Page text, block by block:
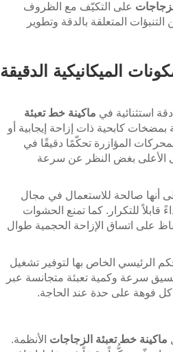
على التكيّف مع الظروف
التنبؤات المتعلقة بالدقة وتطوير
الميكانيكية الدقيقة
استثنائية في ماكينة خط تعبئة
كابحية ذات إزاحة إيجابية أو
المؤازرة تحكّمًا دقيقًا في
الأعلى بغض النظر عن سرعة
أنها صالحة للاستعمال في مجال
قابلاً للتكرار. كما تمنع الحشوات
على اتساق الإزاحة الحجمية طوال
الرئيسي الخاص بها لتوفير تشغيل
سرعة وكمية تعبئة متجانسة عبر
كل فوهة على حدة عند الحاجة.
ماكينة خط تعبئة الزجاجات الأنظمة.